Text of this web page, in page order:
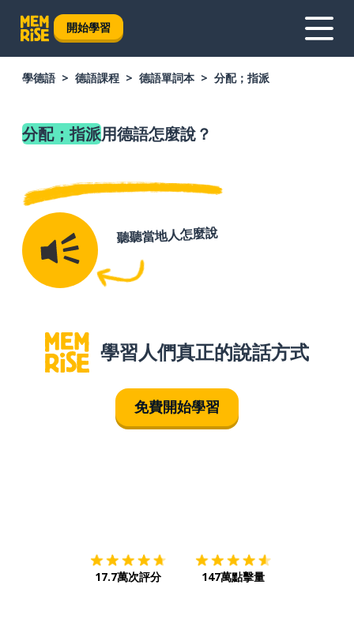
開始學習
學德語 德語課程 德語單詞本 分配；指派
分配；指派用德語怎麼說？
聽聽當地人怎麼說
學習人們真正的說話方式
免費開始學習
17.7萬次評分 147萬點擊量